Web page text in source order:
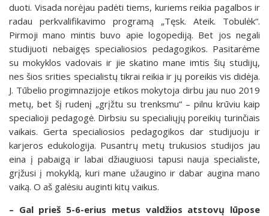
duoti. Visada norėjau padėti tiems, kuriems reikia pagalbos ir
radau perkvalifikavimo programą „Tęsk. Ateik. Tobulėk“.
Pirmoji mano mintis buvo apie logopediją. Bet jos negali
studijuoti nebaigęs specialiosios pedagogikos. Pasitarėme
su mokyklos vadovais ir jie skatino mane imtis šių studijų,
nes šios srities specialistų tikrai reikia ir jų poreikis vis didėja.
J. Tūbelio progimnazijoje etikos mokytoja dirbu jau nuo 2019
metų, bet šį rudenį „grįžtu su trenksmu“ – pilnu krūviu kaip
specialioji pedagogė. Dirbsiu su specialiųjų poreikių turinčiais
vaikais. Gerta specialiosios pedagogikos dar studijuoju ir
karjeros edukologija. Pusantrų metų trukusios studijos jau
eina į pabaigą ir labai džiaugiuosi tapusi nauja specialiste,
grįžusi į mokyklą, kuri mane užaugino ir dabar augina mano
vaiką. O aš galėsiu auginti kitų vaikus.
– Gal prieš 5-6-erius metus valdžios atstovų lūpose